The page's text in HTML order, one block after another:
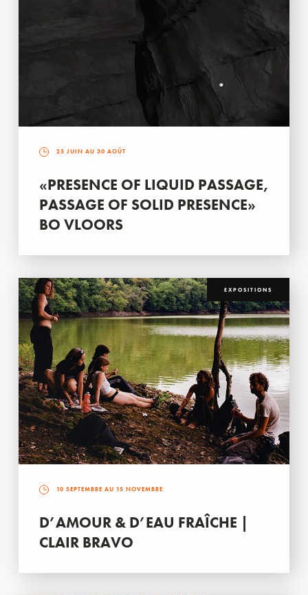
25 JUIN AU 30 AOÛT
«PRESENCE OF LIQUID PASSAGE,
PASSAGE OF SOLID PRESENCE»
BO VLOORS
EXPOSITIONS
10 SEPTEMBRE AU 15 NOVEMBRE
D’AMOUR & D’EAU FRAÎCHE |
CLAIR BRAVO